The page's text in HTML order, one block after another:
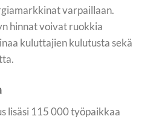
varpaillaan.
hinnat voivat ruokkia
kuluttajien kulutusta sekä
lisäsi 115 000 työpaikkaa